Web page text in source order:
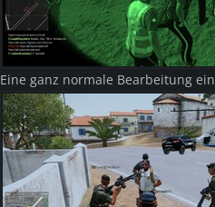
Eine ganz normale Bearbeitung